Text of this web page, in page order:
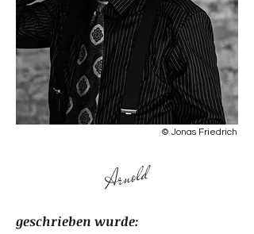
© Jonas Friedrich
Arnold
geschrieben wurde: